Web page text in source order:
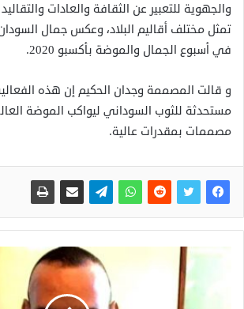
والجهوية للتعبير عن الثقافة والعادات
تمثل مختلف أقاليم البلاد، وعكس جمال
في أسبوع الجمال والموضة بأكسبو 2020.
و قالت المصممة وجدان الحكيم إن هذه
مستحدثة للثوب السوداني ليواكب الموضة
مصممات بمقدرات عالية.